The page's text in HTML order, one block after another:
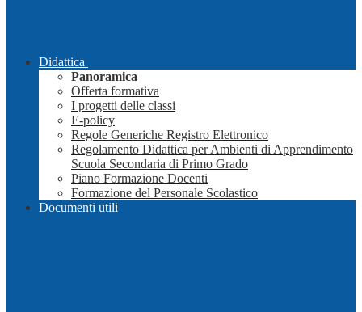
Didattica
Panoramica
Offerta formativa
I progetti delle classi
E-policy
Regole Generiche Registro Elettronico
Regolamento Didattica per Ambienti di Apprendimento
Scuola Secondaria di Primo Grado
Piano Formazione Docenti
Formazione del Personale Scolastico
Documenti utili